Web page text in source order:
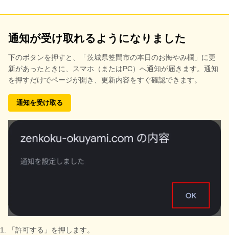
通知が受け取れるようになりました
下のボタンを押すと、
「茨城県笠間市の本日のお悔やみ欄」に更
新があったときに、スマホ（またはPC）へ通知が届きます。通知
を押すだけでページが開き、更新内容をすぐ確認できます。
通知を受け取る
「許可する」を押します。